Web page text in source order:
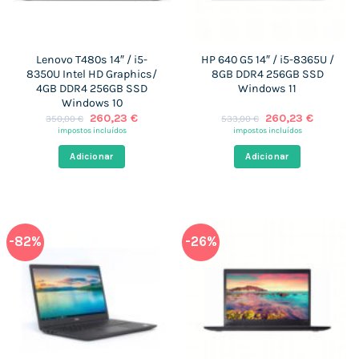
Lenovo T480s 14″ / i5-
8350U Intel HD Graphics/
4GB DDR4 256GB SSD
Windows 10
350,00€
O
preço
era:
350,00 €.
260,23 €O
impostos incluídos
Adicionar
HP 640 G5 14″ / i5-8365U /
8GB DDR4 256GB SSD
Windows 11
533,00€
O
preço
era:
533,00 €.
260,23 €O
impostos incluídos
Adicionar
-82% -26%